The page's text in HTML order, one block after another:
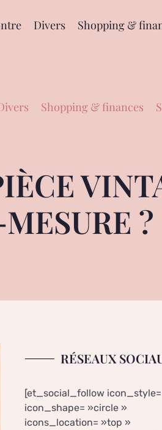
Divers Shopping &
Shopping & finances
?
RÉSEAUX
[et_social_follow
icon_shape= »circle »
icons_location= »top »